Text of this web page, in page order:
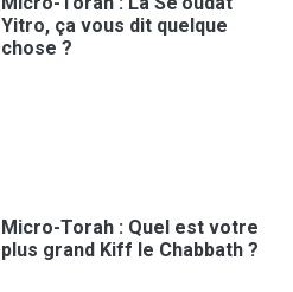
Yitro, ça vous dit quelque
chose ?
Micro-Torah : Quel est votre
plus grand Kiff le Chabbath ?